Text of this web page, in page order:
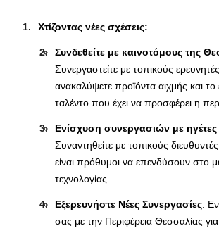
Χτίζοντας νέες σχέσεις:
Συνδεθείτε με καινοτόμους της
Συνεργαστείτε με τοπικούς
ανακαλύψετε προϊόντα αιχμής και
ταλέντο που έχει να προσφέρει η
Ενίσχυση συνεργασιών με
Συναντηθείτε με τοπικούς
είναι πρόθυμοι να επενδύσουν στο
τεχνολογίας.
Εξερευνήστε Νέες Συνεργασίες:
σας με την Περιφέρεια Θεσσαλίας